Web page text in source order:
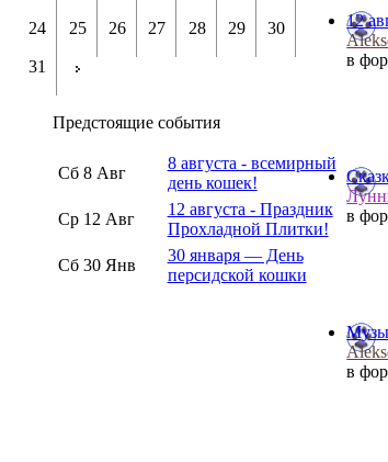
24 25 26 27 28 29 30
31
Предстоящие события
Сб 8 Авг
8 августа - всемирный
день кошек!
Ср 12 Авг
12 августа - Праздник
Прохладной Плитки!
Сб 30 Янв
30 января — День
персидской кошки
12
в
в
в